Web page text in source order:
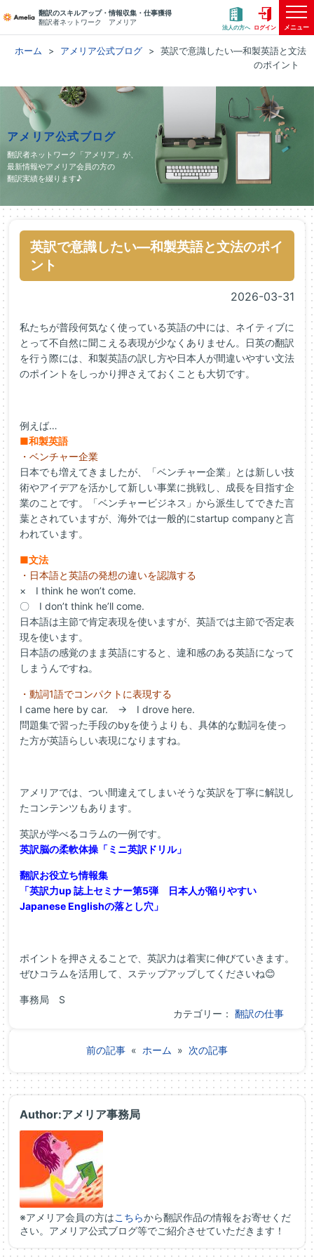
翻訳のスキルアップ・情報収集・仕事獲得
翻訳者ネットワーク アメリア
法人の方へ ログイン メニュー
ホーム アメリア公式ブログ
英訳で意識したい―和製英語と文法
のポイント
アメリア公式ブログ
翻訳者ネットワーク「アメリア」が、
最新情報やアメリア会員の方の
翻訳実績を綴ります♪
英訳で意識したい―和製英語と文法のポイ
ント
2026-03-31
私たちが普段何気なく使っている英語の中には、ネイティブに
とって不自然に聞こえる表現が少なくありません。日英の翻訳
を行う際には、和製英語の訳し方や日本人が間違いやすい文法
のポイントをしっかり押さえておくことも大切です。
例えば…
■和製英語
・ベンチャー企業
日本でも増えてきましたが、「ベンチャー企業」とは新しい技
術やアイデアを活かして新しい事業に挑戦し、成長を目指す企
業のことです。「ベンチャービジネス」から派生してできた言
葉とされていますが、海外では一般的にstartup companyと言
われています。
■文法
・日本語と英語の発想の違いを認識する
× I think he won’t come.
〇 I don’t think he’ll come.
日本語は主節で肯定表現を使いますが、英語では主節で否定表
現を使います。
日本語の感覚のまま英語にすると、違和感のある英語になって
しまうんですね。
・動詞1語でコンパクトに表現する
I came here by car. → I drove here.
問題集で習った手段のbyを使うよりも、具体的な動詞を使っ
た方が英語らしい表現になりますね。
アメリアでは、つい間違えてしまいそうな英訳を丁寧に解説し
たコンテンツもあります。
英訳が学べるコラムの一例です。
英訳脳の柔軟体操「ミニ英訳ドリル」
翻訳お役立ち情報集
「英訳力up 誌上セミナー第5弾 日本人が陥りやすい
Japanese Englishの落とし穴」
ポイントを押さえることで、英訳力は着実に伸びていきます。
ぜひコラムを活用して、ステップアップしてくださいね😊
事務局 S
カテゴリー： 翻訳の仕事
前の記事 « ホーム » 次の記事
Author:アメリア事務局
※アメリア会員の方はこちらから翻訳作品の情報をお寄せくだ
さい。アメリア公式ブログ等でご紹介させていただきます！